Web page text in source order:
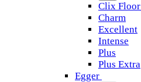
Clix Floor
Charm
Excellent
Intense
Plus
Plus Extra
Egger